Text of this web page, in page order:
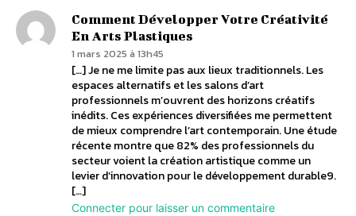
Comment Développer Votre Créativité
En Arts Plastiques
1 mars 2025 à 13h45
[…] Je ne me limite pas aux lieux traditionnels. Les
espaces alternatifs et les salons d’art
professionnels m’ouvrent des horizons créatifs
inédits. Ces expériences diversifiées me permettent
de mieux comprendre l’art contemporain. Une étude
récente montre que 82% des professionnels du
secteur voient la création artistique comme un
levier d’innovation pour le développement durable9.
[…]
Connecter pour laisser un commentaire